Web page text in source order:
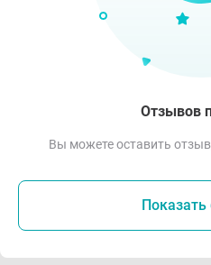
Отзывов
Вы можете оставить